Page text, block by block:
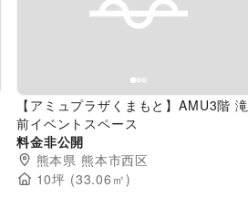
Previous slide
【アミュプラザくまもと】AMU3階 滝
前イベントスペース
料金非公開
熊本県 熊本市西区
10坪 (33.06 ㎡)